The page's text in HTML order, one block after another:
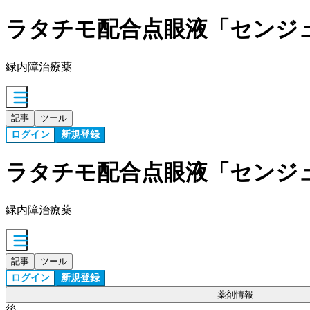
ラタチモ配合点眼液「センジ
緑内障治療薬
記事 ツール
ログイン 新規登録
ラタチモ配合点眼液「センジ
緑内障治療薬
記事 ツール
ログイン 新規登録
薬剤情報